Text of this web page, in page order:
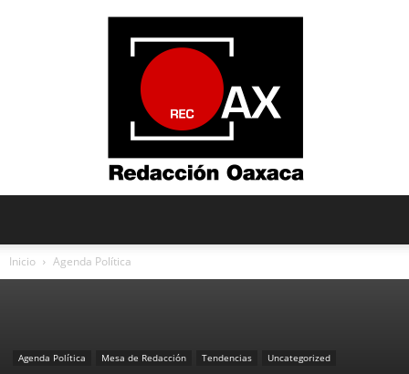
Inicio Agenda Política
Agenda Política Mesa de Redacción Tendencias Uncategorized